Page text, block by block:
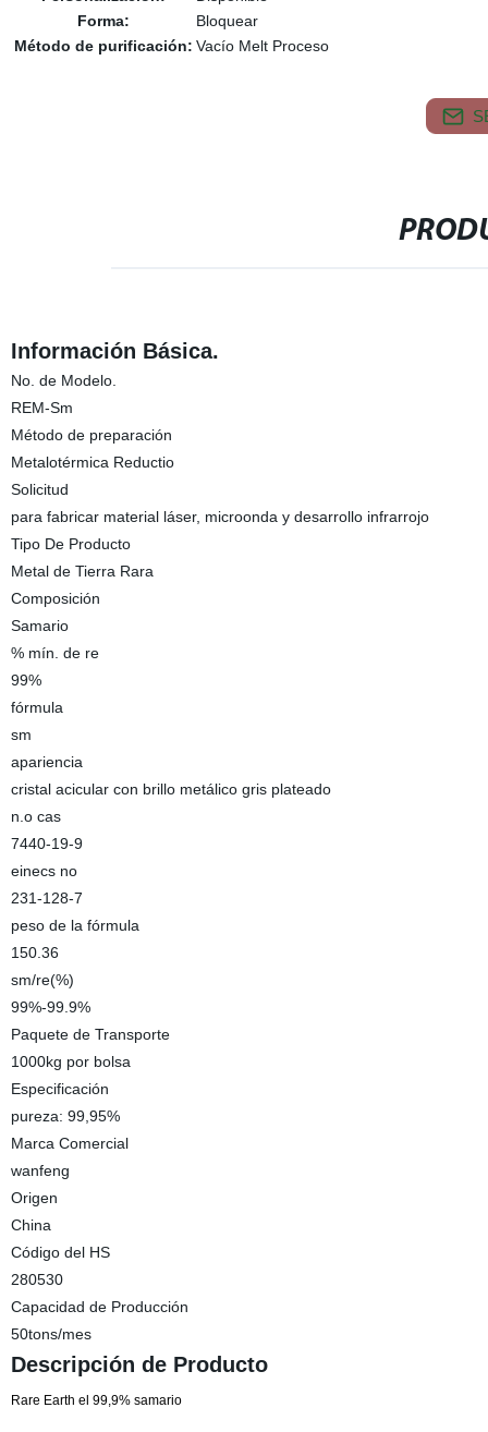
Forma:
Bloquear
Método de purificación: Vacío Melt Proceso
Información Básica.
No. de Modelo.
REM-Sm
Método de preparación
Metalotérmica Reductio
Solicitud
para fabricar material láser, microonda y desarrollo infrarrojo
Tipo De Producto
Metal de Tierra Rara
Composición
Samario
% mín. de re
99%
fórmula
sm
apariencia
cristal acicular con brillo metálico gris plateado
n.o cas
7440-19-9
einecs no
231-128-7
peso de la fórmula
150.36
sm/re(%)
99%-99.9%
Paquete de Transporte
1000kg por bolsa
Especificación
pureza: 99,95%
Marca Comercial
wanfeng
Origen
China
Código del HS
280530
Capacidad de Producción
50tons/mes
Descripción de Producto
Rare Earth el 99,9% samario